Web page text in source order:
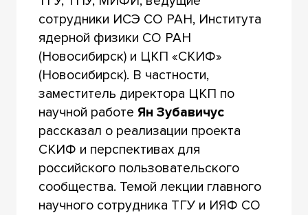
сотрудники ИСЭ СО РАН, Института
ядерной физики СО РАН
(Новосибирск) и ЦКП «СКИФ»
(Новосибирск). В частности,
заместитель директора ЦКП по
научной работе Ян Зубавичус
рассказал о реализации проекта
СКИФ и перспективах для
российского пользовательского
сообщества. Темой лекции главного
научного сотрудника ТГУ и ИЯФ СО